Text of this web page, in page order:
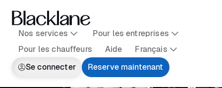
Nos services
Pour les entreprises
Pour les chauffeurs
Aide
Français
Se connecter
Reserve maintenant